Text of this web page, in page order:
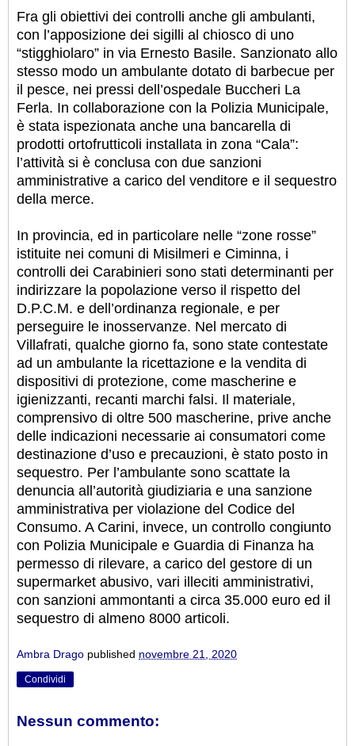
Fra gli obiettivi dei controlli anche gli ambulanti,
con l’apposizione dei sigilli al chiosco di uno
“stigghiolaro” in via Ernesto Basile. Sanzionato allo
stesso modo un ambulante dotato di barbecue per
il pesce, nei pressi dell’ospedale Buccheri La
Ferla. In collaborazione con la Polizia Municipale,
è stata ispezionata anche una bancarella di
prodotti ortofrutticoli installata in zona “Cala”:
l’attività si è conclusa con due sanzioni
amministrative a carico del venditore e il sequestro
della merce.
In provincia, ed in particolare nelle “zone rosse”
istituite nei comuni di Misilmeri e Ciminna, i
controlli dei Carabinieri sono stati determinanti per
indirizzare la popolazione verso il rispetto del
D.P.C.M. e dell’ordinanza regionale, e per
perseguire le inosservanze. Nel mercato di
Villafrati, qualche giorno fa, sono state contestate
ad un ambulante la ricettazione e la vendita di
dispositivi di protezione, come mascherine e
igienizzanti, recanti marchi falsi. Il materiale,
comprensivo di oltre 500 mascherine, prive anche
delle indicazioni necessarie ai consumatori come
destinazione d’uso e precauzioni, è stato posto in
sequestro. Per l’ambulante sono scattate la
denuncia all’autorità giudiziaria e una sanzione
amministrativa per violazione del Codice del
Consumo. A Carini, invece, un controllo congiunto
con Polizia Municipale e Guardia di Finanza ha
permesso di rilevare, a carico del gestore di un
supermarket abusivo, vari illeciti amministrativi,
con sanzioni ammontanti a circa 35.000 euro ed il
sequestro di almeno 8000 articoli.
Ambra Drago published novembre 21, 2020
Condividi
Nessun commento: